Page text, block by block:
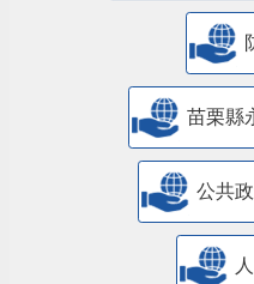
苗栗縣
公共